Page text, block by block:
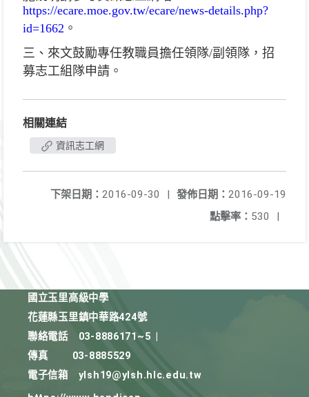
https://ecare.moe.gov.tw/ecare/news-details.php?
id=1662 。
三 、來文鼓勵專任教職員擔任領隊/副領隊，招
募志工組隊申請。
相關連結
資訊志工網
發佈日期： 2016-09-19
下架日期： 2016-09-30
|
點擊率： 530 |
國立玉里高級中學
花蓮縣玉里鎮中華路424號
聯絡電話
03-8886171~5
傳真
03-8885529
電子信箱
ylsh19@ylsh.hlc.edu.tw